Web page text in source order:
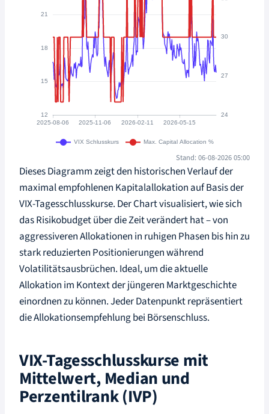
Stand: 06-08-2026 05:00
Dieses Diagramm zeigt den historischen Verlauf der
maximal empfohlenen Kapitalallokation auf Basis der
VIX-Tagesschlusskurse. Der Chart visualisiert, wie sich
das Risikobudget über die Zeit verändert hat – von
aggressiveren Allokationen in ruhigen Phasen bis hin zu
stark reduzierten Positionierungen während
Volatilitätsausbrüchen. Ideal, um die aktuelle
Allokation im Kontext der jüngeren Marktgeschichte
einordnen zu können. Jeder Datenpunkt repräsentiert
die Allokationsempfehlung bei Börsenschluss.
VIX-Tagesschlusskurse mit
Mittelwert, Median und
Perzentilrank (IVP)